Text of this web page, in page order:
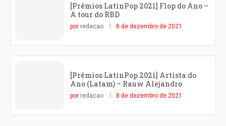
[Prêmios LatinPop 2021] Flop do Ano –
A tour do RBD
por redacao 8 de dezembro de 2021
[Prêmios LatinPop 2021] Artista do
Ano (Latam) – Rauw Alejandro
por redacao 8 de dezembro de 2021